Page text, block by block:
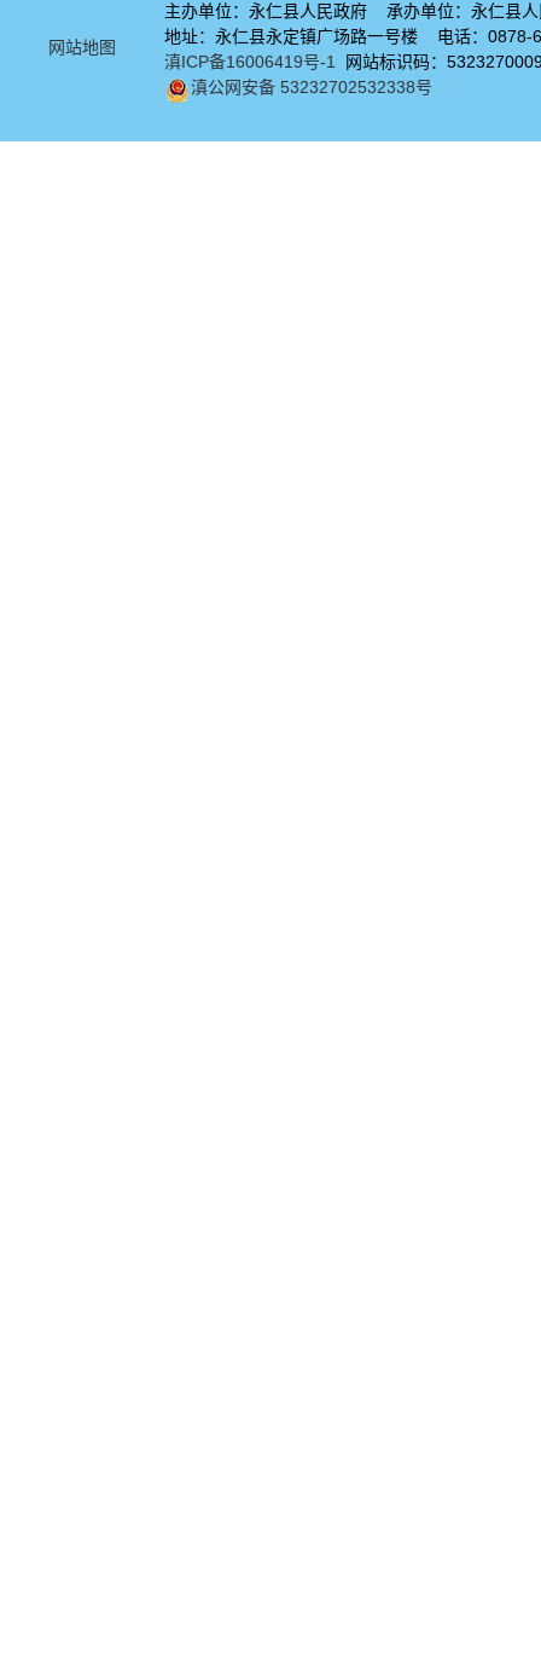
网站地图
主办单位：永仁县人民政府 承办单位：永仁县人
地址：永仁县永定镇广场路一号楼 电话：0878-
滇ICP备16006419号-1
网站标识码：
滇公网安备 53232702532338号